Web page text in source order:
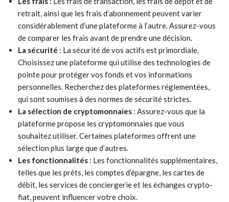
retrait, ainsi que les frais d’abonnement peuvent varier
considérablement d’une plateforme à l’autre. Assurez-vous
de comparer les frais avant de prendre une décision.
La sécurité : La sécurité de vos actifs est primordiale.
Choisissez une plateforme qui utilise des technologies de
pointe pour protéger vos fonds et vos informations
personnelles. Recherchez des plateformes réglementées,
qui sont soumises à des normes de sécurité strictes.
La sélection de cryptomonnaies : Assurez-vous que la
plateforme propose les cryptomonnaies que vous
souhaitez utiliser. Certaines plateformes offrent une
sélection plus large que d’autres.
Les fonctionnalités : Les fonctionnalités supplémentaires,
telles que les prêts, les comptes d’épargne, les cartes de
débit, les services de conciergerie et les échanges crypto-
fiat, peuvent influencer votre choix.